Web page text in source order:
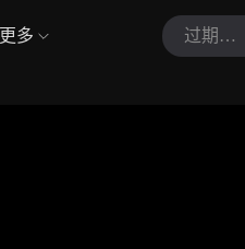
更多 过期漫剪